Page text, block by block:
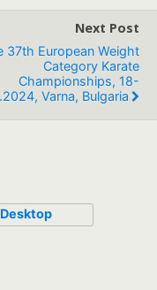
Next Post
37th European Weight
Category Karate
Championships, 18-
Varna, Bulgaria
Desktop